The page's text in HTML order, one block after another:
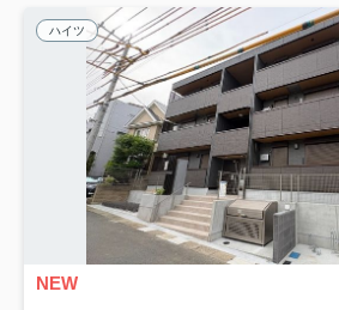
ハイツ
NEW